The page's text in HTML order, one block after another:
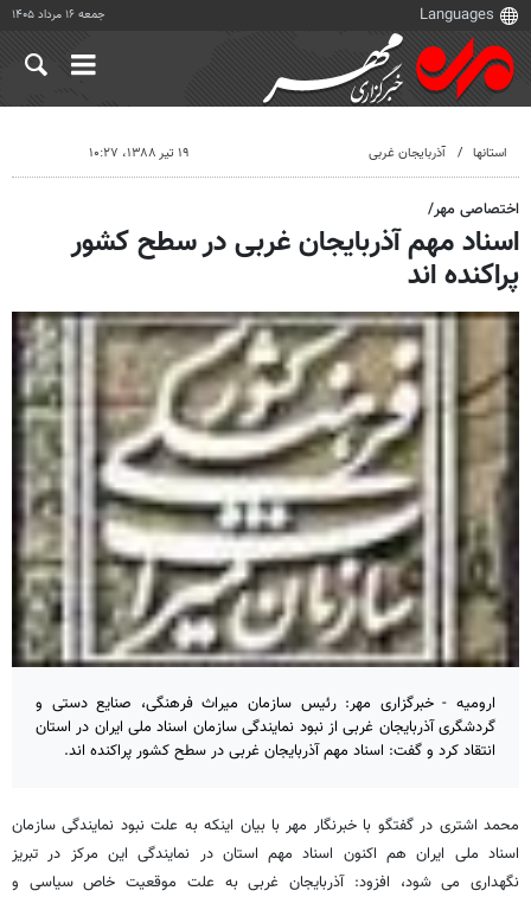
جمعه ۱۶ مرداد ۱۴۰۵
استانها آذربایجان غربی ۱۹ تیر ۱۳۸۸، ۱۰:۲۷
اختصاصی مهر/
اسناد مهم آذربایجان غربی در سطح کشور
پراکنده اند
ارومیه - خبرگزاری مهر: رئیس سازمان میراث فرهنگی، صنایع دستی و
گردشگری آذربایجان غربی از نبود نمایندگی سازمان اسناد ملی ایران در استان
انتقاد کرد و گفت: اسناد مهم آذربایجان غربی در سطح کشور پراکنده اند.
محمد اشتری در گفتگو با خبرنگار مهر با بیان اینکه به علت نبود نمایندگی سازمان
اسناد ملی ایران هم اکنون اسناد مهم استان در نمایندگی این مرکز در تبریز
نگهداری می شود، افزود: آذربایجان غربی به علت موقعیت خاص سیاسی و